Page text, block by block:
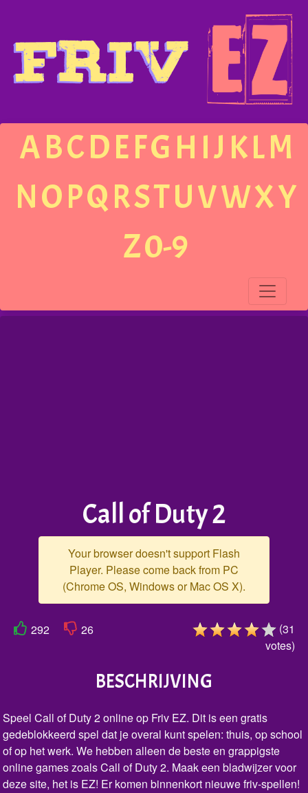
ABCDEFGH IJ KLM
NOPQRSTUVWXY
Z0-9
Call of Duty 2
Your browser doesn't support Flash
Player. Please come back from PC
(Chrome OS, Windows or Mac OS X).
292 26 (31
votes)
BESCHRIJVING
Speel Call of Duty 2 online op Friv EZ. Dit is een gratis
gedeblokkeerd spel dat je overal kunt spelen: thuis, op school
of op het werk. We hebben alleen de beste en grappigste
online games zoals Call of Duty 2. Maak een bladwijzer voor
deze site, het is EZ! Er komen binnenkort nieuwe friv-spellen!